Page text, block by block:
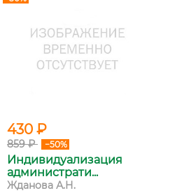
430 ₽
859 ₽ −50%
Индивидуализация
администрати...
Жданова А.Н.